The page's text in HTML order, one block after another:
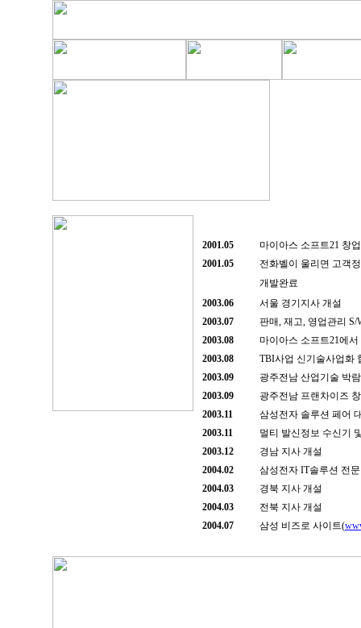
2001.05
마이아스 소프트21 창업
2001.05
전화벨이 울리면 고객
개발완료
2003.06
서울 경기지사 개설
2003.07
판매, 재고, 영업관리 S/
2003.08
마이아스 소프트21에
2003.08
TBI사업 신기술사업화
2003.09
광주전남 산업기술 박
2003.09
광주전남 프랜차이즈
2003.11
삼성전자 솔루션 페어
2003.11
멀티 발신정보 수신기
2003.12
경남 지사 개설
2004.02
삼성전자 IT솔루션 전
2004.03
경북 지사 개설
2004.03
전북 지사 개설
2004.07
삼성 비즈로 사이트(